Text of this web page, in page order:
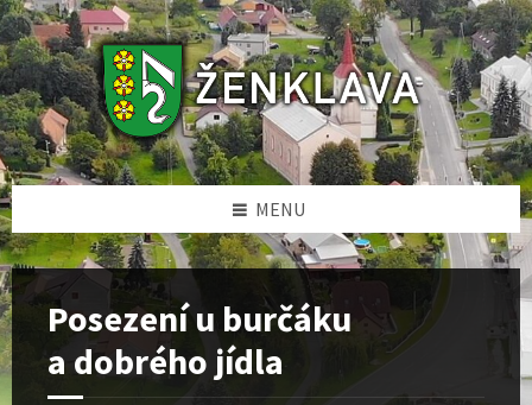
Skip
to
content
Skip
to
left
sidebar
Skip
to
footer
MENU
Posezení u burčáku
a dobrého jídla